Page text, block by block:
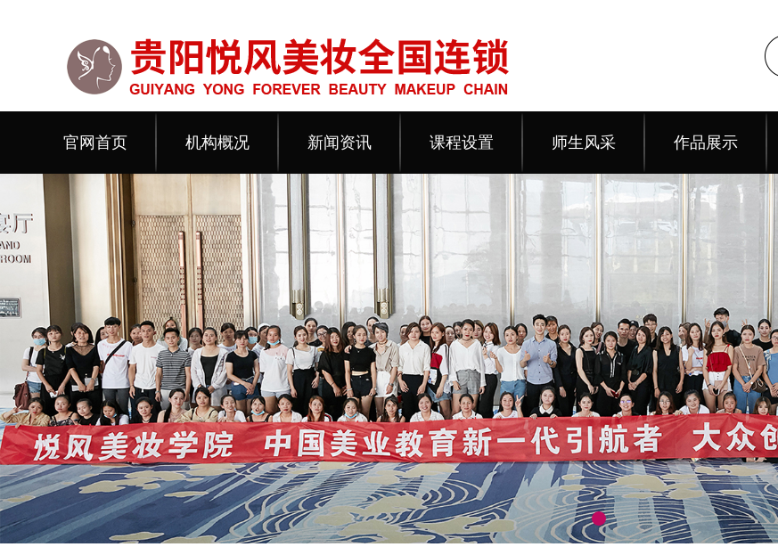
官网首页 机构概况 新闻资讯 课程设置 师生风采 作品展示